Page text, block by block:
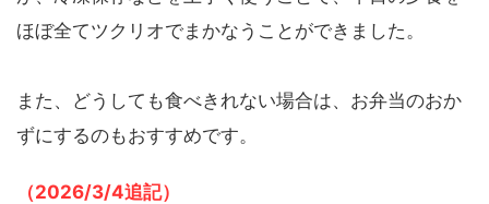
ほぼ全てツクリオでまかなうことができました。
また、どうしても食べきれない場合は、お弁当のおか
ずにするのもおすすめです。
（2026/3/4追記）